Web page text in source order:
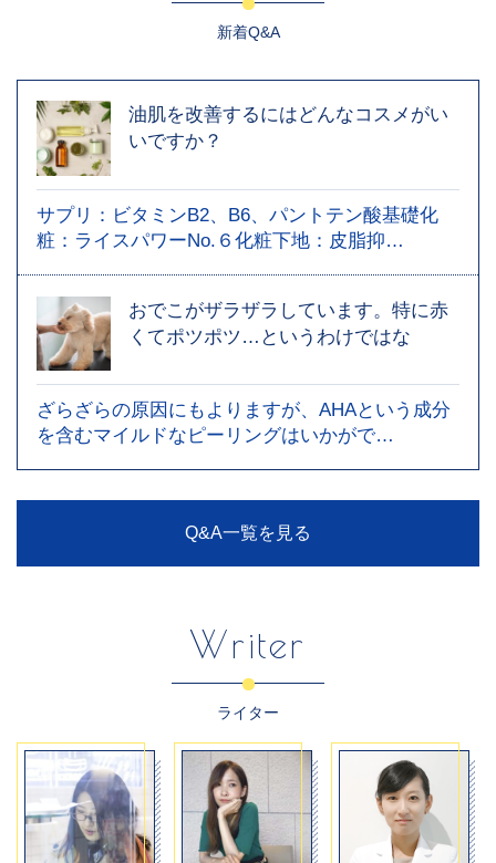
新着Q&A
油肌を改善するにはどんなコスメがい
いですか？
サプリ：ビタミンB2、B6、パントテン酸基礎化
粧：ライスパワーNo.６化粧下地：皮脂抑…
おでこがザラザラしています。特に赤
くてポツポツ…というわけではな
ざらざらの原因にもよりますが、AHAという成分
を含むマイルドなピーリングはいかがで…
Q&A一覧を見る
Writer
ライター